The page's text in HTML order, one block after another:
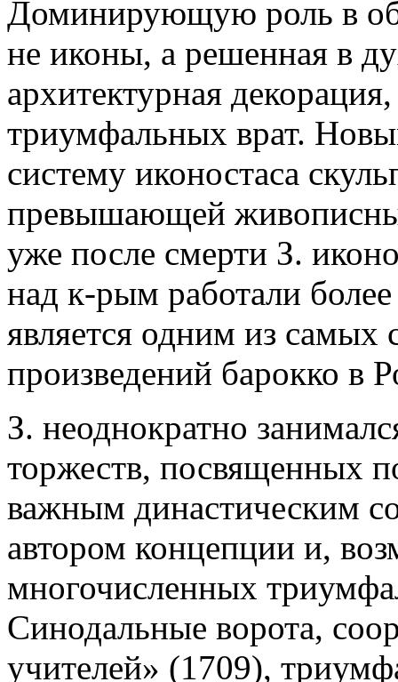
Доминирующую роль в
не иконы, а решенная в
архитектурная
триумфальных врат.
систему иконостаса
превышающей
уже после смерти З.
над к-рым работали
является одним из
произведений барокко в
З. неоднократно
торжеств, посвященных
важным династическим
автором концепции и,
многочисленных
Синодальные ворота,
учителей» (1709),